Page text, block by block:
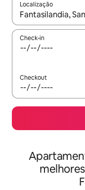
Localização
Quando os
Check-in
Checkout